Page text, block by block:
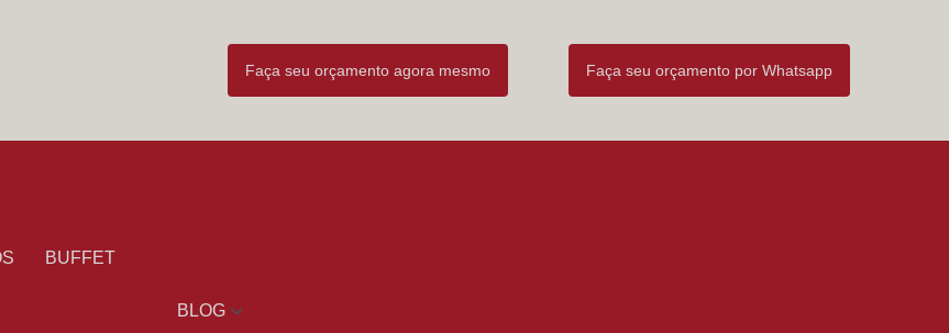
Faça seu orçamento agora mesmo Faça seu orçamento por Whatsapp
BUFFET
BLOG